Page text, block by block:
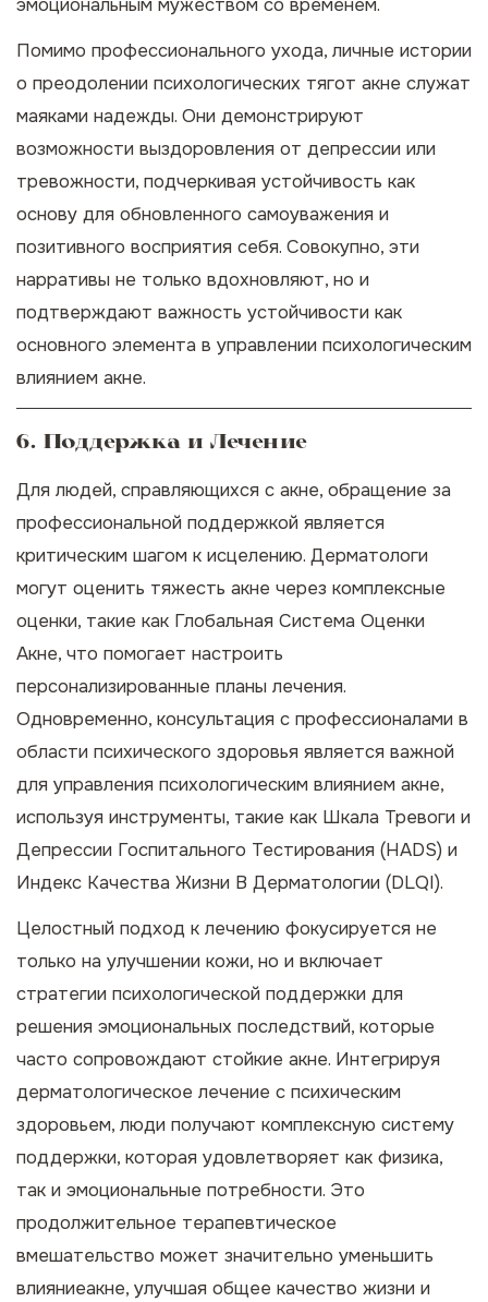
эмоциональным мужеством со временем.
Помимо профессионального ухода, личные истории
о преодолении психологических тягот акне служат
маяками надежды. Они демонстрируют
возможности выздоровления от депрессии или
тревожности, подчеркивая устойчивость как
основу для обновленного самоуважения и
позитивного восприятия себя. Совокупно, эти
нарративы не только вдохновляют, но и
подтверждают важность устойчивости как
основного элемента в управлении психологическим
влиянием акне.
6. Поддержка и Лечение
Для людей, справляющихся с акне, обращение за
профессиональной поддержкой является
критическим шагом к исцелению. Дерматологи
могут оценить тяжесть акне через комплексные
оценки, такие как Глобальная Система Оценки
Акне, что помогает настроить
персонализированные планы лечения.
Одновременно, консультация с профессионалами в
области психического здоровья является важной
для управления психологическим влиянием акне,
используя инструменты, такие как Шкала Тревоги и
Депрессии Госпитального Тестирования (HADS) и
Индекс Качества Жизни В Дерматологии (DLQI).
Целостный подход к лечению фокусируется не
только на улучшении кожи, но и включает
стратегии психологической поддержки для
решения эмоциональных последствий, которые
часто сопровождают стойкие акне. Интегрируя
дерматологическое лечение с психическим
здоровьем, люди получают комплексную систему
поддержки, которая удовлетворяет как физика,
так и эмоциональные потребности. Это
продолжительное терапевтическое
вмешательство может значительно уменьшить
влияниеакне, улучшая общее качество жизни и